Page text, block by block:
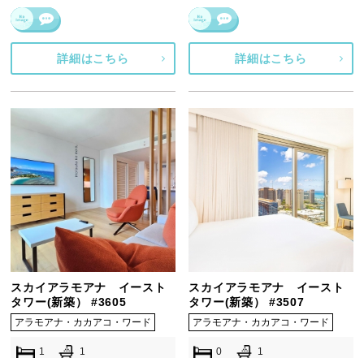
詳細はこちら 詳細はこちら
スカイアラモアナ イースト
タワー(新築） #3605
アラモアナ・カカアコ・ワード
1 1
スカイアラモアナ イースト
タワー(新築） #3507
アラモアナ・カカアコ・ワード
0 1